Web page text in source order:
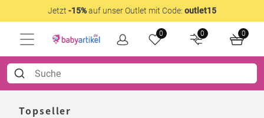
Jetzt -15%auf unser Outlet mit Code: outlet15
0 0 0
Topseller